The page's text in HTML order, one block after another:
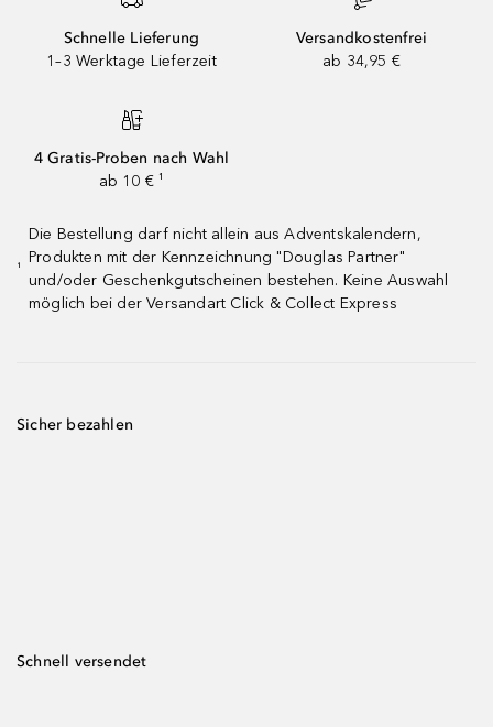
Schnelle Lieferung
1–3 Werktage Lieferzeit
Versandkostenfrei
ab 34,95 €
4 Gratis-Proben nach Wahl
ab 10 € ¹
¹
Die Bestellung darf nicht allein aus Adventskalendern,
Produkten mit der Kennzeichnung "Douglas Partner"
und/oder Geschenkgutscheinen bestehen. Keine Auswahl
möglich bei der Versandart Click & Collect Express
Sicher bezahlen
Schnell versendet